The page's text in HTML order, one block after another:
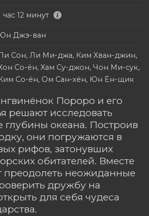
час 12 минут
Юн Джэ-ван
Сон, Ли Ми-джа, Ким Хван-джин,
Со-ён, Хам Су-джон, Чон Ми-сук,
Ким Со-ён, Ом Сан-хён, Юн Ён-щик
Пороро и его
решают исследовать
глубины океана. Построив
они погружаются в
рифов, затонувших
обитателей. Вместе
преодолеть неожиданные
дружбу на
для себя чудеса